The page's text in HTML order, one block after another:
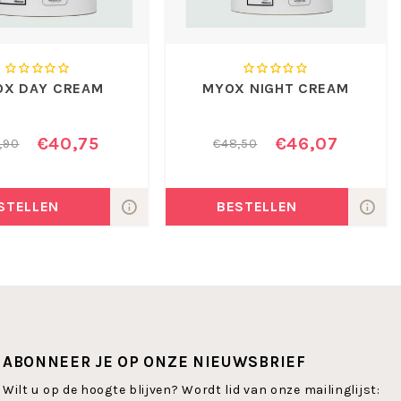
DAY CREAM
€40,75
MYOX NIGHT CREAM
€48,50 €46,07
BESTELLEN
ABONNEER JE OP ONZE NIEUWSBRIEF
Wilt u op de hoogte blijven? Wordt lid van onze mailinglijst: